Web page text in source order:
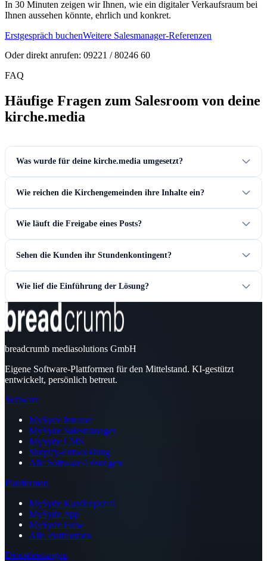
In 30 Minuten zeigen wir Ihnen, wie ein digitaler Verkaufsraum bei
Ihnen aussehen könnte, ehrlich und konkret.
Erstgespräch buchenWeitere Salesmanager-Referenzen
Oder direkt anrufen: 09221 / 80246 60
FAQ
Häufige Fragen zum Salesroom von deine
kirche.media
Was wurde für deine kirche.media umgesetzt?
Wie reichen die Kirchengemeinden ihre Inhalte ein?
Wie läuft die Freigabe eines Posts?
Sehen die Kunden ihr Stundenkontingent?
Wie lief die Einführung der Lösung?
breadcrumb mediasolutions GmbH
Eigene Software-Plattformen für den Mittelstand. KI-gestützt
entwickelt, persönlich betreut.
Software
MySyde Intranet
MySyde Salesmanager
MySyde CMS
Shopify-Entwicklung
Alle Software-Lösungen
Plattformen
MySyde Kundenportal
MySyde App
MySyde Flow
Alle Plattformen
Dienstleistungen